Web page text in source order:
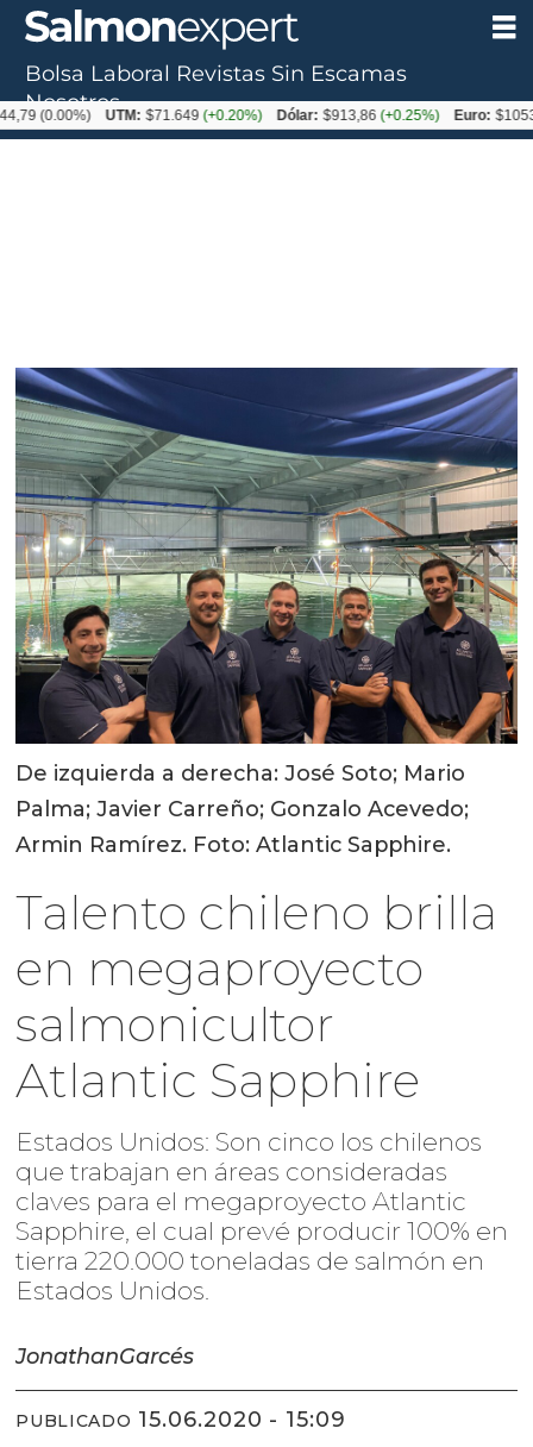
De izquierda a derecha: José Soto; Mario
Palma; Javier Carreño; Gonzalo Acevedo;
Armin Ramírez. Foto: Atlantic Sapphire.
Talento chileno brilla
en megaproyecto
salmonicultor
Atlantic Sapphire
Estados Unidos: Son cinco los chilenos
que trabajan en áreas consideradas
claves para el megaproyecto Atlantic
Sapphire, el cual prevé producir 100% en
tierra 220.000 toneladas de salmón en
Estados Unidos.
JonathanGarcés
PUBLICADO 15.06.2020 - 15:09
Bolsa Laboral Revistas Sin Escamas
Nosotros
UTM: $71.649(+0.20%) Dólar: $913,86(+0.25%) Euro: $1053,08(-